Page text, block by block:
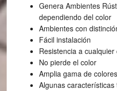
Genera Ambientes
dependiendo del color
Ambientes con
Fácil instalación
Resistencia a cualquier
No pierde el color
Amplia gama de colores
Algunas